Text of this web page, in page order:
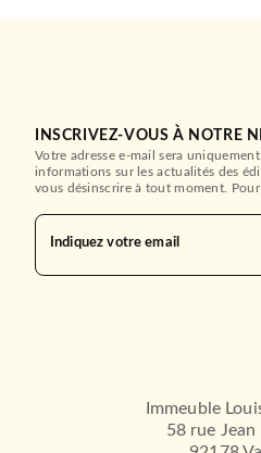
INSCRIVEZ-VOUS À NOTRE
Votre adresse e-mail sera
informations sur les actualités des
vous désinscrire à tout moment.
Indiquez votre email
Immeuble
58 rue Jean